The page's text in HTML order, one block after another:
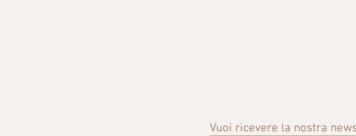
Vuoi ricevere la nostra